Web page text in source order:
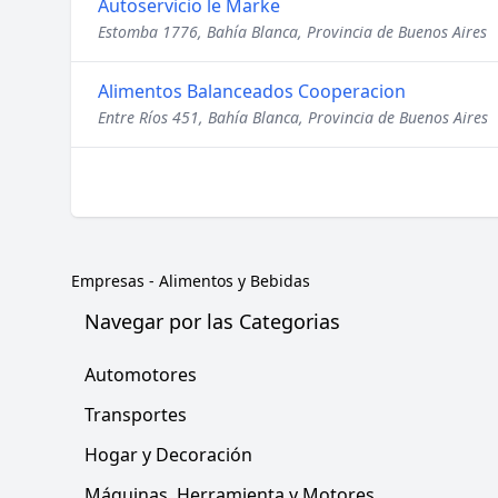
Autoservicio le Marke
Estomba 1776, Bahía Blanca, Provincia de Buenos Aires
Alimentos Balanceados Cooperacion
Entre Ríos 451, Bahía Blanca, Provincia de Buenos Aires
Empresas - Alimentos y Bebidas
Navegar por las Categorias
Automotores
Transportes
Hogar y Decoración